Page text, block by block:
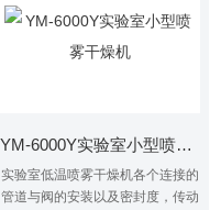
YM-6000Y实验室小型喷雾干燥机
实验室低温喷雾干燥机各个连接的
管道与阀的安装以及密封度，传动